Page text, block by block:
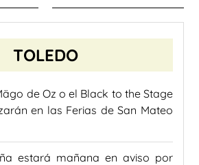
TOLEDO
de Oz o el Black to the Stage
en las Ferias de San Mateo
estará mañana en aviso por